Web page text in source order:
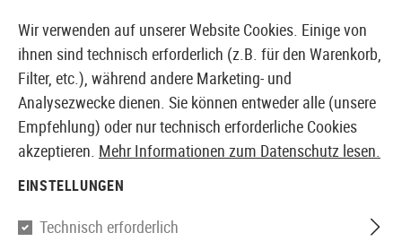
EUROPÄISCHER AIRSOFT SHOP & GROßHÄNDLER
Elite Force
Wir verwenden auf unserer Website Cookies. Einige von
ihnen sind technisch erforderlich (z.B. für den Warenkorb,
Filter, etc.), während andere Marketing- und
Analysezwecke dienen. Sie können entweder alle (unsere
Empfehlung) oder nur technisch erforderliche Cookies
akzeptieren. Mehr Informationen zum Datenschutz lesen.
EINSTELLUNGEN
Technisch erforderlich